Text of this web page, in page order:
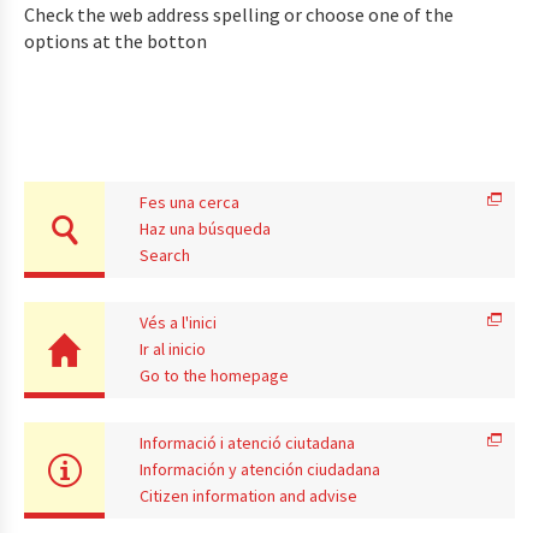
Check the web address spelling or choose one of the
options at the botton
Fes una cerca
Haz una búsqueda
Search
Vés a l'inici
Ir al inicio
Go to the homepage
Informació i atenció ciutadana
Información y atención ciudadana
Citizen information and advise